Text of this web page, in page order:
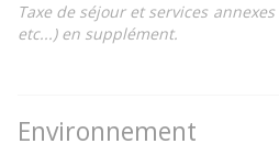
Taxe de séjour et services
etc...) en supplément.
Environnement